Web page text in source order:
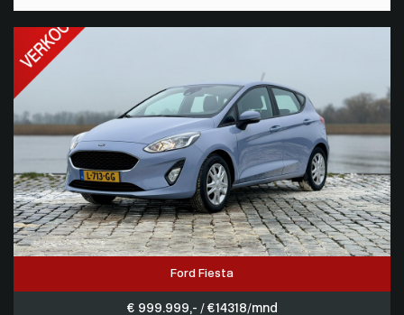
Ford Fiesta
€ 999.999,- / € 14318/mnd